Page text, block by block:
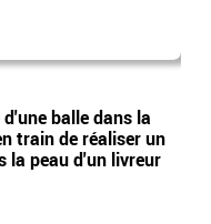
balle dans la
train de réaliser un
la peau d'un livreur